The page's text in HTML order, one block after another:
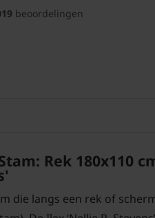
beoordelingen
Rek 180x110
die langs een rek of